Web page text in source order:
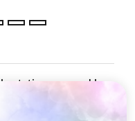
: quand la
chute au lever